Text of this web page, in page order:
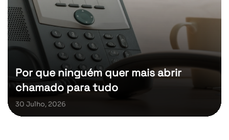
Por que ninguém quer mais abrir
chamado para tudo
30 Julho, 2026